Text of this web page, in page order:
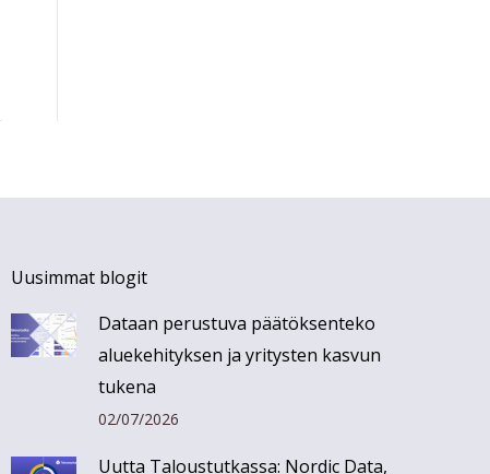
Uusimmat blogit
Dataan perustuva päätöksenteko
aluekehityksen ja yritysten kasvun
tukena
02/07/2026
Uutta Taloustutkassa: Nordic Data,